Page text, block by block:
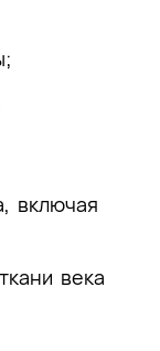
включая
века